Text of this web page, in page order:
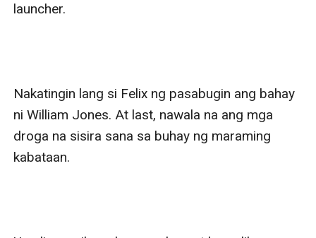
launcher.
Nakatingin lang si Felix ng pasabugin ang bahay
ni William Jones. At last, nawala na ang mga
droga na sisira sana sa buhay ng maraming
kabataan.